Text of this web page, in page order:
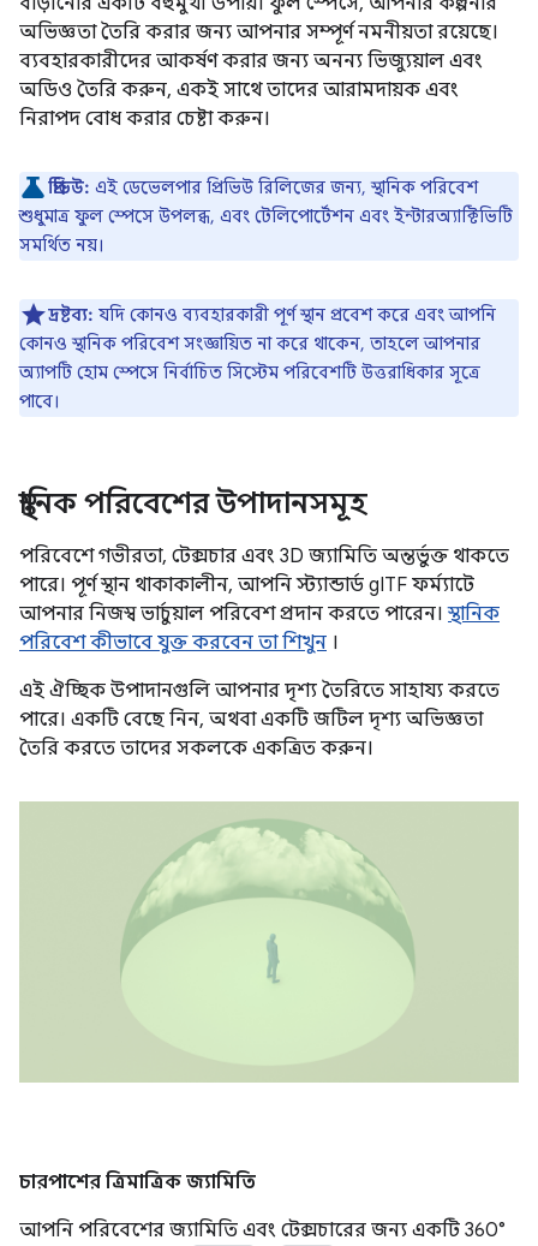
অভিজ্ঞতা তৈরি করার জন্য আপনার সম্পূর্ণ নমনীয়তা রয়েছে।
ব্যবহারকারীদের আকর্ষণ করার জন্য অনন্য ভিজ্যুয়াল এবং
অডিও তৈরি করুন, একই সাথে তাদের আরামদায়ক এবং
নিরাপদ বোধ করার চেষ্টা করুন।
প্রিভিউ: এই ডেভেলপার প্রিভিউ রিলিজের জন্য, স্থানিক পরিবেশ
শুধুমাত্র ফুল স্পেসে উপলব্ধ, এবং টেলিপোর্টেশন এবং ইন্টারঅ্যাক্টিভিটি
সমর্থিত নয়।
দ্রষ্টব্য: যদি কোনও ব্যবহারকারী পূর্ণ স্থান প্রবেশ করে এবং আপনি
কোনও স্থানিক পরিবেশ সংজ্ঞায়িত না করে থাকেন, তাহলে আপনার
অ্যাপটি হোম স্পেসে নির্বাচিত সিস্টেম পরিবেশটি উত্তরাধিকার সূত্রে
পাবে।
স্থানিক পরিবেশের উপাদানসমূহ
পরিবেশে গভীরতা, টেক্সচার এবং 3D জ্যামিতি অন্তর্ভুক্ত থাকতে
পারে। পূর্ণ স্থান থাকাকালীন, আপনি স্ট্যান্ডার্ড gITF ফর্ম্যাটে
আপনার নিজস্ব ভার্চুয়াল পরিবেশ প্রদান করতে পারেন।স্থানিক
পরিবেশ কীভাবে যুক্ত করবেন তা শিখুন ।
এই ঐচ্ছিক উপাদানগুলি আপনার দৃশ্য তৈরিতে সাহায্য করতে
পারে। একটি বেছে নিন, অথবা একটি জটিল দৃশ্য অভিজ্ঞতা
তৈরি করতে তাদের সকলকে একত্রিত করুন।
চারপাশের ত্রিমাত্রিক জ্যামিতি
আপনি পরিবেশের জ্যামিতি এবং টেক্সচারের জন্য একটি 360°